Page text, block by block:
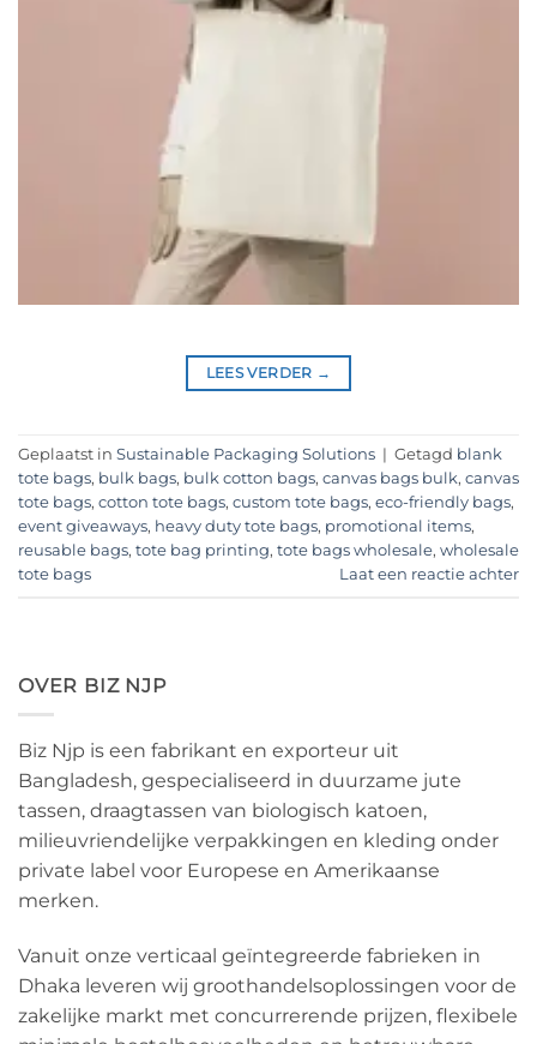
LEES VERDER →
Geplaatst in Sustainable Packaging Solutions | Getagd blank
tote bags, bulk bags, bulk cotton bags, canvas bags bulk, canvas
tote bags, cotton tote bags, custom tote bags, eco-friendly bags,
event giveaways, heavy duty tote bags, promotional items,
reusable bags, tote bag printing, tote bags wholesale, wholesale
tote bags
Laat een reactie achter
OVER BIZ NJP
Biz Njp is een fabrikant en exporteur uit
Bangladesh, gespecialiseerd in duurzame jute
tassen, draagtassen van biologisch katoen,
milieuvriendelijke verpakkingen en kleding onder
private label voor Europese en Amerikaanse
merken.
Vanuit onze verticaal geïntegreerde fabrieken in
Dhaka leveren wij groothandelsoplossingen voor de
zakelijke markt met concurrerende prijzen, flexibele